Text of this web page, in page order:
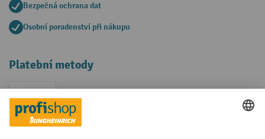
Bezpečná ochrana dat
Osobní poradenství při nákupu
Platební metody
Faktura